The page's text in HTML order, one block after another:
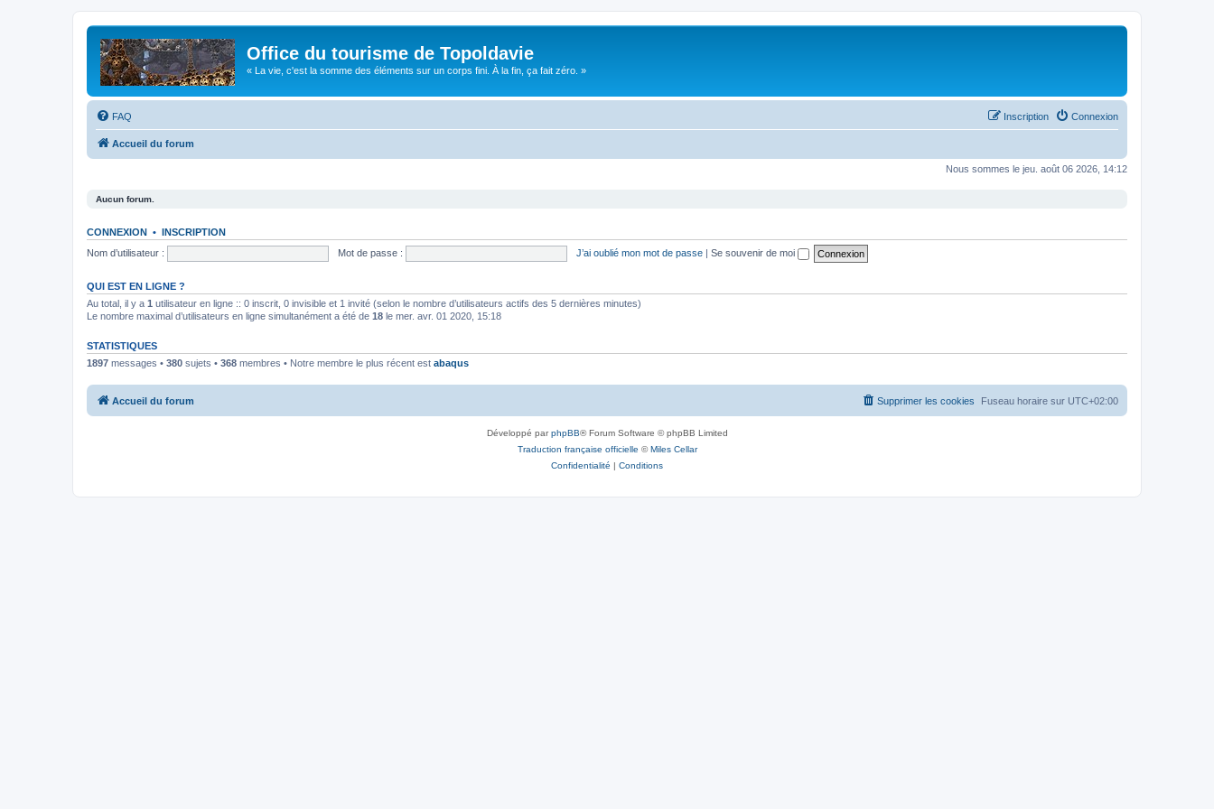
Office du tourisme de Topoldavie
« La vie, c'est la somme des éléments sur un corps fini. À la fin, ça fait zéro. »
FAQ Connexion
Inscription
Accueil du forum
Nous sommes le jeu. août 06 2026, 14:12
Aucun forum.
CONNEXION • INSCRIPTION
Nom d’utilisateur :
Mot de passe : J’ai oublié mon mot de passe | Se souvenir de moi
QUI EST EN LIGNE ?
Au total, il y a 1 utilisateur en ligne :: 0 inscrit, 0 invisible et 1 invité (selon le nombre d’utilisateurs actifs des 5 dernières minutes)
Le nombre maximal d’utilisateurs en ligne simultanément a été de 18 le mer. avr. 01 2020, 15:18
STATISTIQUES
1897 messages • 380 sujets • 368 membres • Notre membre le plus récent est abaqus
Accueil du forum Fuseau horaire sur UTC+02:00
Supprimer les cookies
Développé parphpBB® Forum Software © phpBB Limited
Traduction française officielle ©Miles Cellar
Confidentialité | Conditions